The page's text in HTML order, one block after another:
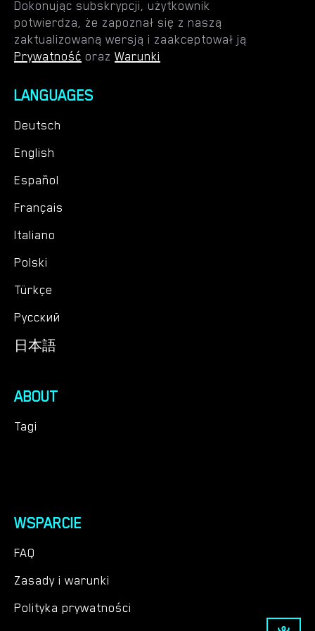
Dokonując subskrypcji, użytkownik
potwierdza, że zapoznał się z naszą
zaktualizowaną wersją i zaakceptował ją
Prywatność oraz Warunki
LANGUAGES
Deutsch
English
Español
Français
Italiano
Polski
Türkçe
Русский
日本語
ABOUT
Tagi
WSPARCIE
FAQ
Zasady i warunki
Polityka prywatności